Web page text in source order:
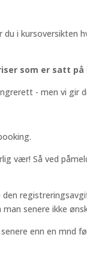
i kursoversikten
som er satt
- men vi gir
vær! Så ved
senere ikke
enn en mnd